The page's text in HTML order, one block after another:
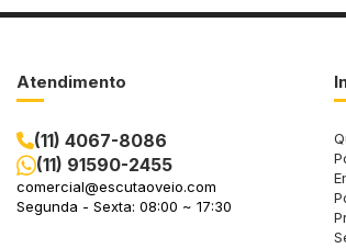
Atendimento
(11) 4067-8086
(11) 91590-2455
comercial@escutaoveio.com
Segunda - Sexta: 08:00 ~ 17:30